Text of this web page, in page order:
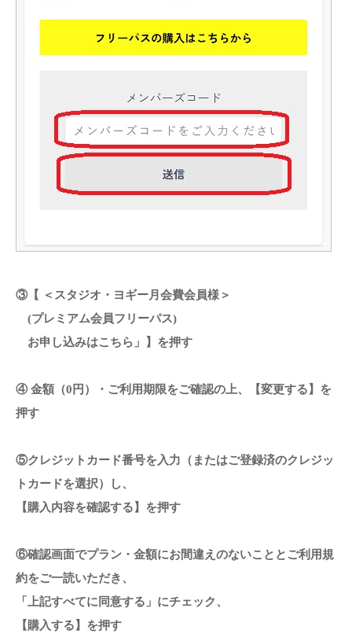
③【 ＜スタジオ・ヨギー月会費会員様＞
(プレミアム会員フリーパス)
お申し込みはこちら」】を押す
④ 金額（0円）・ご利用期限をご確認の上、【変更する】を
押す
⑤クレジットカード番号を入力（またはご登録済のクレジッ
トカードを選択）し、
【購入内容を確認する】を押す
⑥確認画面でプラン・金額にお間違えのないこととご利用規
約をご一読いただき、
「上記すべてに同意する」にチェック、
【購入する】を押す